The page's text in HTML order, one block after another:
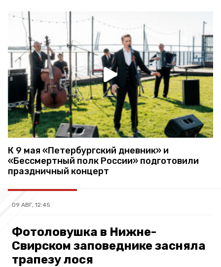
К 9 мая «Петербургский дневник» и
«Бессмертный полк России» подготовили
праздничный концерт
09 АВГ, 12:45
Фотоловушка в Нижне-
Свирском заповеднике засняла
трапезу лося